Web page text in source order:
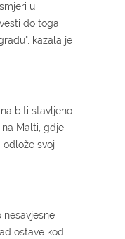
u
do toga
kazala je
biti stavljeno
Malti, gdje
svoj
nesavjesne
ostave kod